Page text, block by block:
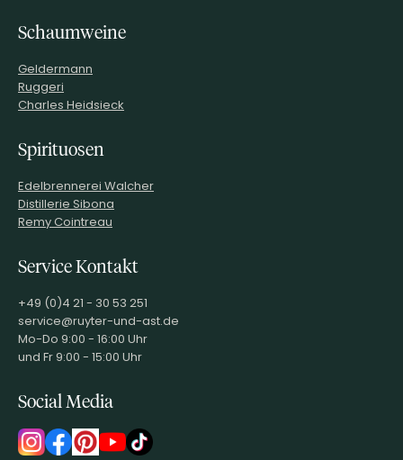
Das renommierte britische Weinmagazin Decanter wurde 1975
Verbraucher in Großbritannien. Heute ist sie ganz einfach die
weltweit führende Weinmedienmarke.
Schaumweine
Geldermann
Ruggeri
Charles Heidsieck
Spirituosen
Edelbrennerei Walcher
Distillerie Sibona
Remy Cointreau
Service Kontakt
+49 (0)4 21 - 30 53 251
service@ruyter-und-ast.de
Mo-Do 9:00 - 16:00 Uhr
und Fr 9:00 - 15:00 Uhr
Social Media